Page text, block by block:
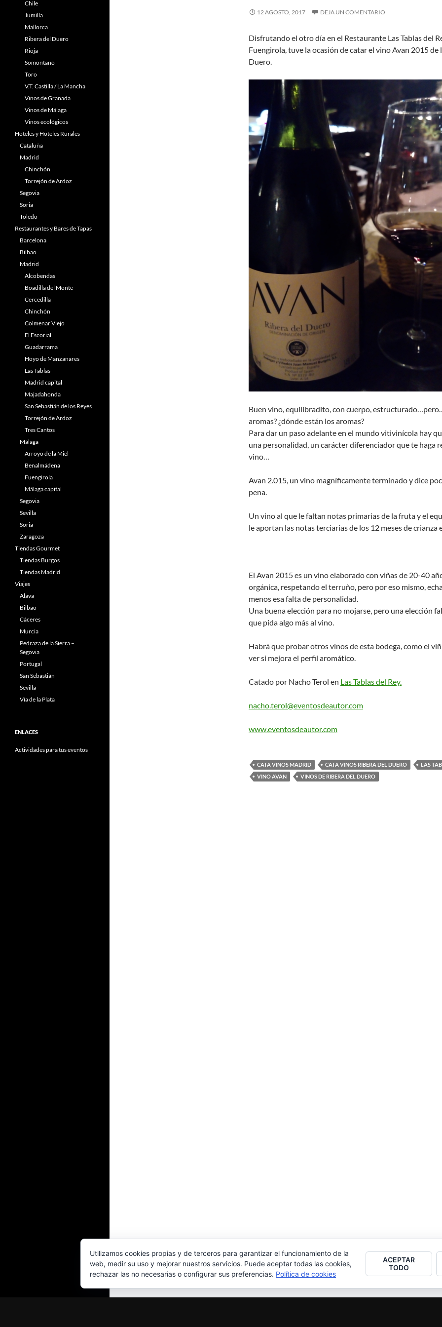
12 AGOSTO, 2017 DEJA UN COMENTARIO
Disfrutando el otro día en el Restaurante Las Tablas del
Fuengirola, tuve la ocasión de catar el vino Avan 2015 de
Duero.
Buen vino, equilibradito, con cuerpo,
aromas? ¿dónde están los aromas?
Para dar un paso adelante en el mundo vitivinícola hay
una personalidad, un carácter diferenciador que te haga
vino…
Avan 2.015, un vino magníficamente terminado y dice
pena.
Un vino al que le faltan notas primarias de la fruta y el
le aportan las notas terciarias de los 12 meses de crianza
El Avan 2015 es un vino elaborado con viñas de 20-40
orgánica, respetando el terruño, pero por eso mismo,
menos esa falta de personalidad.
Una buena elección para no mojarse, pero una elección
que pida algo más al vino.
Habrá que probar otros vinos de esta bodega, como el
ver si mejora el perfil aromático.
Catado por Nacho Terol en Las Tablas del Rey.
nacho.terol@eventosdeautor.com
www.eventosdeautor.com
CATA VINOS MADRID CATA VINOS RIBERA DEL DUERO
LAS
VINO AVAN
VINOS DE RIBERA DEL DUERO
Chile
Jumilla
Mallorca
Ribera del Duero
Rioja
Somontano
Toro
V.T. Castilla / La Mancha
Vinos de Granada
Vinos de Málaga
Vinos ecológicos
Hoteles y Hoteles Rurales
Cataluña
Madrid
Chinchón
Torrejón de Ardoz
Segovia
Soria
Toledo
Restaurantes y Bares de Tapas
Barcelona
Bilbao
Madrid
Alcobendas
Boadilla del Monte
Cercedilla
Chinchón
Colmenar Viejo
El Escorial
Guadarrama
Hoyo de Manzanares
Las Tablas
Madrid capital
Majadahonda
San Sebastián de los Reyes
Torrejón de Ardoz
Tres Cantos
Málaga
Arroyo de la Miel
Benalmádena
Fuengirola
Málaga capital
Segovia
Sevilla
Soria
Zaragoza
Tiendas Gourmet
Tiendas Burgos
Tiendas Madrid
Viajes
Alava
Bilbao
Cáceres
Murcia
Pedraza de la Sierra –
Segovia
Portugal
San Sebastián
Sevilla
Vía de la Plata
ENLACES
Actividades para tus eventos
Utilizamos cookies propias y de terceros para garantizar el funcionamiento de la
web, medir su uso y mejorar nuestros servicios. Puede aceptar todas las cookies,
rechazar las no necesarias o configurar sus preferencias. Política de cookies
ACEPTAR
TODO